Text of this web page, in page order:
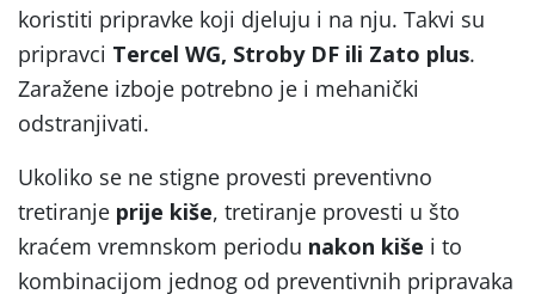
koristiti pripravke koji djeluju i na nju. Takvi su
pripravci Tercel WG, Stroby DF ili Zato plus.
Zaražene izboje potrebno je i mehanički
odstranjivati.
Ukoliko se ne stigne provesti preventivno
tretiranje prije kiše, tretiranje provesti u što
kraćem vremnskom periodu nakon kiše i to
kombinacijom jednog od preventivnih pripravaka